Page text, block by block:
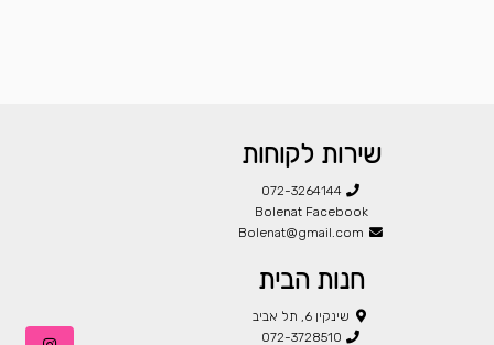
שירות לקוחות
072-3264144
Bolenat Facebook
Bolenat@gmail.com
חנות הבית
שינקין 6, תל אביב
072-3728510